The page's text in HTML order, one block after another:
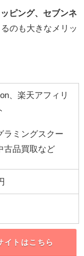
ピング、セブンネ
のも大きなメリッ
、楽天アフィリ
ラミングスクー
古品買取など
イトはこちら